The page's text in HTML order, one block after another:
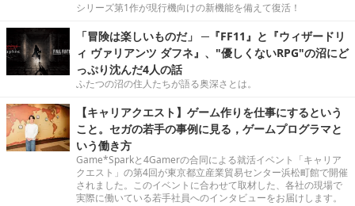
シリーズ第1作が現行機向けの新機能を備えて復活！
「冒険は楽しいものだ」 ─『FF11』と『ウィザードリ
ィ ヴァリアンツ ダフネ』、"優しくないRPG"の沼にど
っぷり沈んだ4人の話
ふたつの沼の住人たちが語る奥深さとは。
【キャリアクエスト】ゲーム作りを仕事にするという
こと。セガの若手の事例に見る，ゲームプログラマと
いう働き方
Game*Sparkと4Gamerの合同による就活イベント「キャリア
クエスト」の第4回が東京都立産業貿易センター浜松町館で開催
されました。このイベントに合わせて取材した、各社の現場で
実際に働いている若手社員へのインタビューをお届けします。